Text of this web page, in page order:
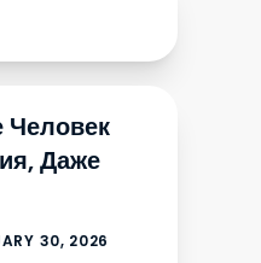
Человек
Даже